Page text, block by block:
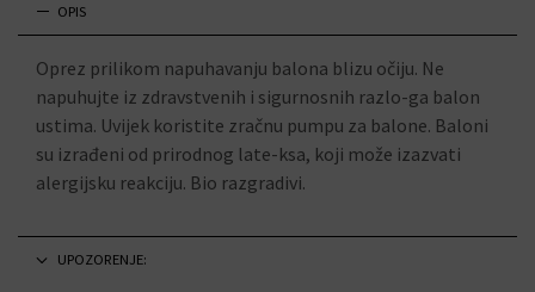
OPIS
Oprez prilikom napuhavanju balona blizu očiju. Ne
napuhujte iz zdravstvenih i sigurnosnih razlo-ga balon
ustima. Uvijek koristite zračnu pumpu za balone. Baloni
su izrađeni od prirodnog late-ksa, koji može izazvati
alergijsku reakciju. Bio razgradivi.
UPOZORENJE: